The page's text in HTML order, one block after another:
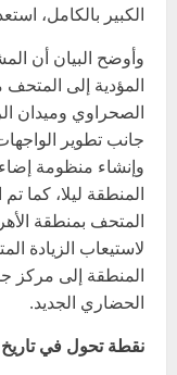
الكبير بالكامل،
وأوضح البيان أن
المؤدية إلى
الصحراوي وميدان
جانب تطوير
وإنشاء منظومة
المنطقة ليلا، كما
المتحف بمنطقة
لاستيعاب الزيادة
المنطقة إلى
الحضاري الجديد.
نقطة تحول في تاريخ